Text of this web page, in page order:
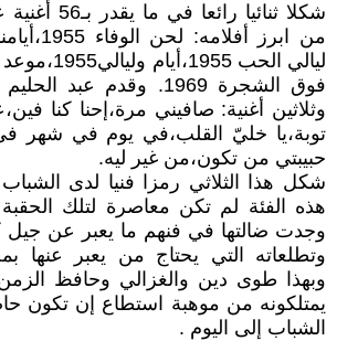
شكلا ثنائيا
فوق الشجرة 1969. وقدم عبد
وثلاثين أغنية: صافيني مرة،إحنا كنا
توبة،يا خليّ القلب،في يوم في شهر
حبيبتي من تكون،من غير ليه.
شكل هذا الثلاثي رمزا فنيا لدى
هذه الفئة لم تكن معاصرة لتلك الحقبة
وجدت ضالتها في فنهم ما يعبر عن جيل
وتطلعاته التي يحتاج من يعبر عنها
وبهذا طوى دين والغزالي وحافظ الزمن
يمتلكونه من موهبة استطاع إن تكون
الشباب إلى اليوم .